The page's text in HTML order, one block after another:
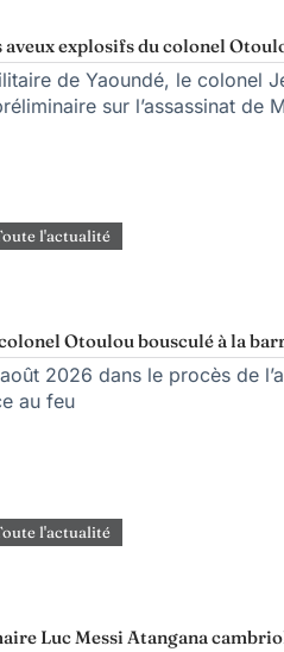
explosifs du colonel
de Yaoundé, le colonel
sur l’assassinat de
l'actualité
Otoulou bousculé à la
2026 dans le procès de
au feu
l'actualité
Luc Messi Atangana